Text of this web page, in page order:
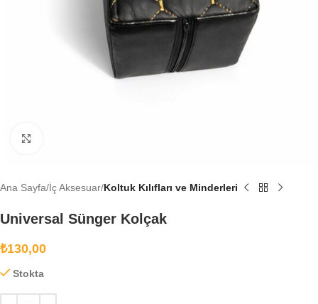
Ana Sayfa İç Aksesuar Koltuk Kılıfları ve Minderleri
Universal Sünger Kolçak
₺130,00
Stokta